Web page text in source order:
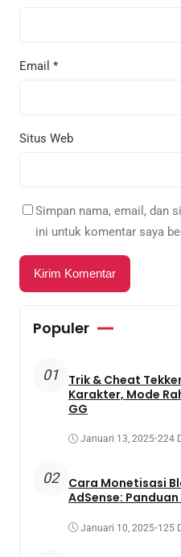
Email *
Situs Web
Simpan nama, email, dan
ini untuk komentar saya
Populer
01
Trik & Cheat
Karakter, Mode
GG
Januari 13, 2025•224
02
Cara Monetisasi
AdSense:
Januari 10, 2025•125